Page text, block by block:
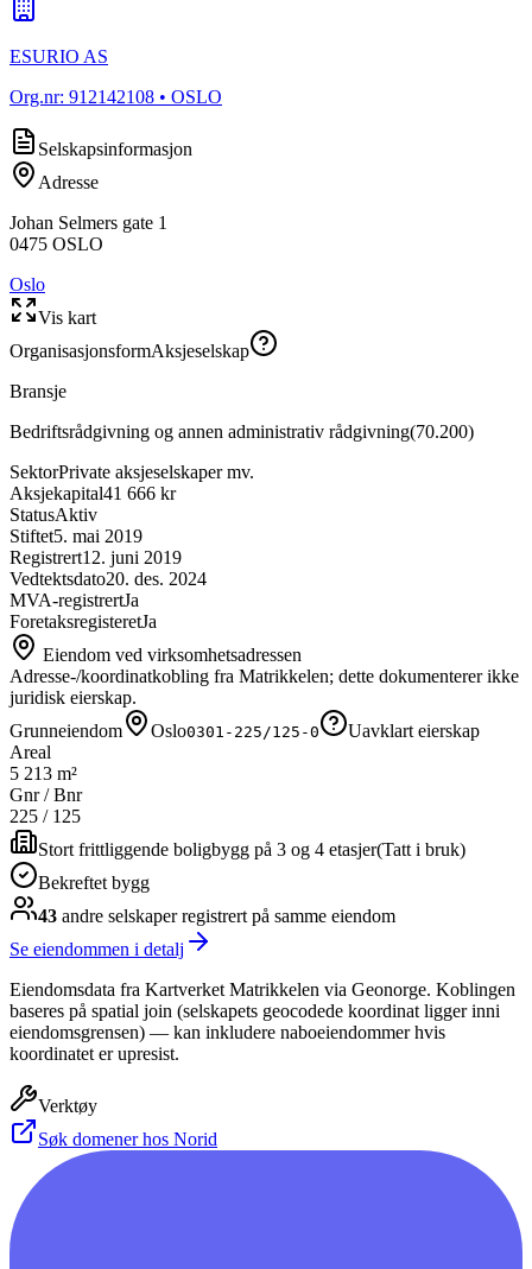
ESURIO AS
Org.nr: 912142108 • OSLO
Selskapsinformasjon
Adresse
Johan Selmers gate 1
0475 OSLO
Oslo
Vis kart
OrganisasjonsformAksjeselskap
Bransje
Bedriftsrådgivning og annen administrativ rådgivning(70.200)
SektorPrivate aksjeselskaper mv.
Aksjekapital41 666 kr
StatusAktiv
Stiftet5. mai 2019
Registrert12. juni 2019
Vedtektsdato20. des. 2024
MVA-registrertJa
ForetaksregisteretJa
Eiendom ved virksomhetsadressen
Adresse-/koordinatkobling fra Matrikkelen; dette dokumenterer ikke
juridisk eierskap.
Grunneiendom
Oslo0301-225/125-0
Uavklart eierskap
Areal
5 213 m²
Gnr / Bnr
225 / 125
Stort frittliggende boligbygg på 3 og 4 etasjer(Tatt i bruk)
Bekreftet bygg
43 andre selskaperregistrert på samme eiendom
Se eiendommen i detalj
Eiendomsdata fra Kartverket Matrikkelen via Geonorge. Koblingen
baseres på spatial join (selskapets geocodede koordinat ligger inni
eiendomsgrensen) — kan inkludere naboeiendommer hvis
koordinatet er upresist.
Verktøy
Søk domener hos Norid